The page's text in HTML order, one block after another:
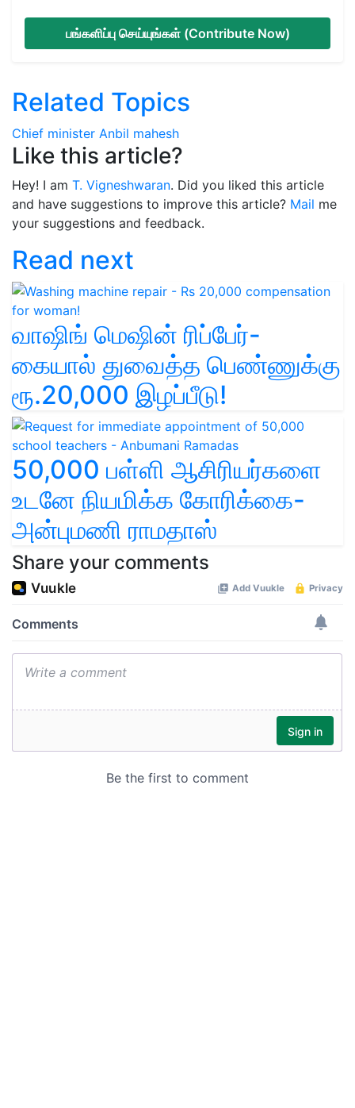
பங்களிப்பு செய்யுங்கள் (Contribute Now)
Related Topics
Chief minister Anbil mahesh
Like this article?
Hey! I am T. Vigneshwaran. Did you liked this article
and have suggestions to improve this article? Mail me
your suggestions and feedback.
Read next
வாஷிங் மெஷின் ரிப்பேர்-
கையால் துவைத்த பெண்ணுக்கு
ரூ.20,000 இழப்பீடு!
50,000 பள்ளி ஆசிரியர்களை
உடனே நியமிக்க கோரிக்கை-
அன்புமணி ராமதாஸ்
Share your comments